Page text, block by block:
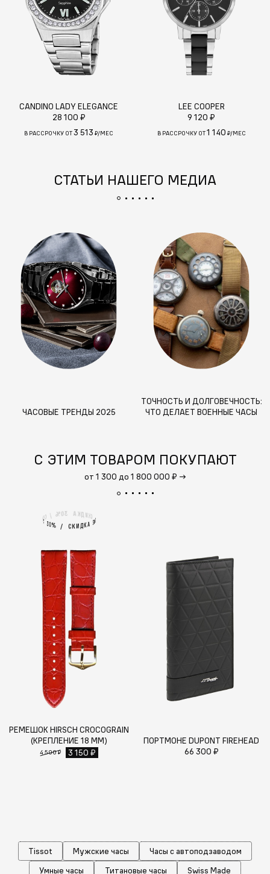
CANDINO LADY ELEGANCE
28 100 ₽
В РАССРОЧКУ ОТ3 513 ₽/МЕС
LEE COOPER
9 120 ₽
В РАССРОЧКУ ОТ1 140 ₽/МЕС
СТАТЬИ НАШЕГО МЕДИА
ЧАСОВЫЕ ТРЕНДЫ 2025
ТОЧНОСТЬ И ДОЛГОВЕЧНОСТЬ:
ЧТО ДЕЛАЕТ ВОЕННЫЕ ЧАСЫ
С ЭТИМ ТОВАРОМ ПОКУПАЮТ
от 1 300 до 1 800 000 ₽ →
СКИДКА 30%
С
К
И
Д
К
А
3
0
%
/
С
К
ИА 30% /
РЕМЕШОК HIRSCH CROCOGRAIN
(КРЕПЛЕНИЕ 18 ММ)
4 500 ₽ 3 150 ₽
ПОРТМОНЕ DUPONT FIREHEAD
66 300 ₽
Tissot Мужские часы
Часы с автоподзаводом
Умные часы
Титановые часы
Swiss Made